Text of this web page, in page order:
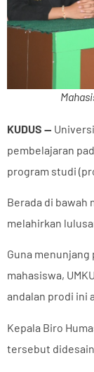
KUDUS —
pembelajaran
program studi
Berada di bawah
melahirkan
Guna
mahasiswa,
andalan prodi ini
Kepala Biro
tersebut